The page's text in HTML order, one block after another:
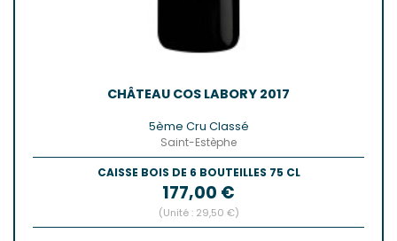
CHÂTEAU COS LABORY 2017
5ème Cru Classé
Saint-Estèphe
CAISSE BOIS DE 6 BOUTEILLES 75 CL
Prix
177,00 €
(Unité : 29,50 €)